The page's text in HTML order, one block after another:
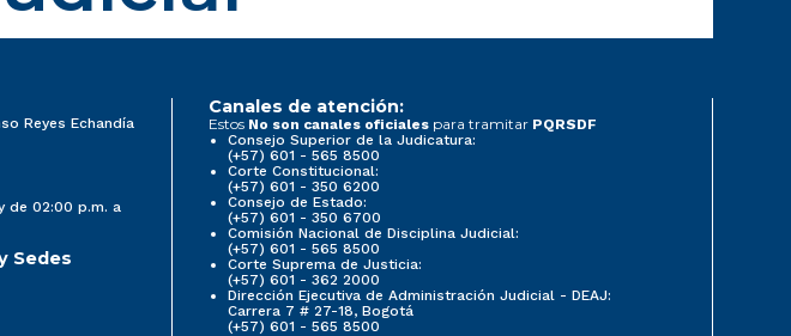
Reyes Echandía
de 02:00 p.m. a
Sedes
Canales de atención:
Estos No son canales oficiales para tramitar PQRSDF
Consejo Superior de la Judicatura:
(+57) 601 - 565 8500
Corte Constitucional:
(+57) 601 - 350 6200
Consejo de Estado:
(+57) 601 - 350 6700
Comisión Nacional de Disciplina Judicial:
(+57) 601 - 565 8500
Corte Suprema de Justicia:
(+57) 601 - 362 2000
Dirección Ejecutiva de Administración Judicial - DEAJ:
Carrera 7 # 27-18, Bogotá
(+57) 601 - 565 8500